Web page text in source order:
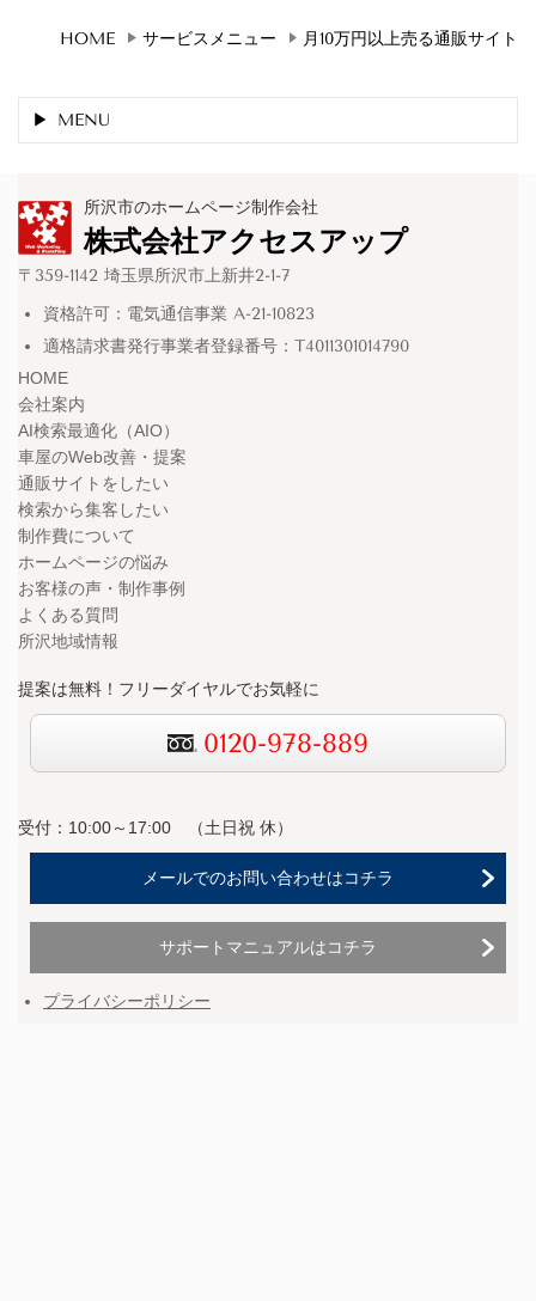
HOME サービスメニュー 月10万円以上売る通販サイト
MENU
所沢市のホームページ制作会社
株式会社アクセスアップ
〒359-1142 埼玉県所沢市上新井2-1-7
資格許可：電気通信事業 A-21-10823
適格請求書発行事業者登録番号：T4011301014790
HOME
会社案内
AI検索最適化（AIO）
車屋のWeb改善・提案
通販サイトをしたい
検索から集客したい
制作費について
ホームページの悩み
お客様の声・制作事例
よくある質問
所沢地域情報
提案は無料！フリーダイヤルでお気軽に
0120-978-889
受付：10:00～17:00 （土日祝 休）
メールでのお問い合わせはコチラ
サポートマニュアルはコチラ
プライバシーポリシー